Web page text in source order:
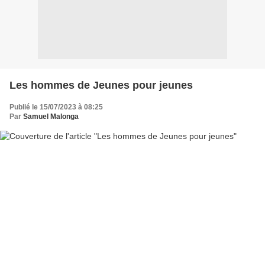
Les hommes de Jeunes pour jeunes
Publié le 15/07/2023 à 08:25
Par Samuel Malonga